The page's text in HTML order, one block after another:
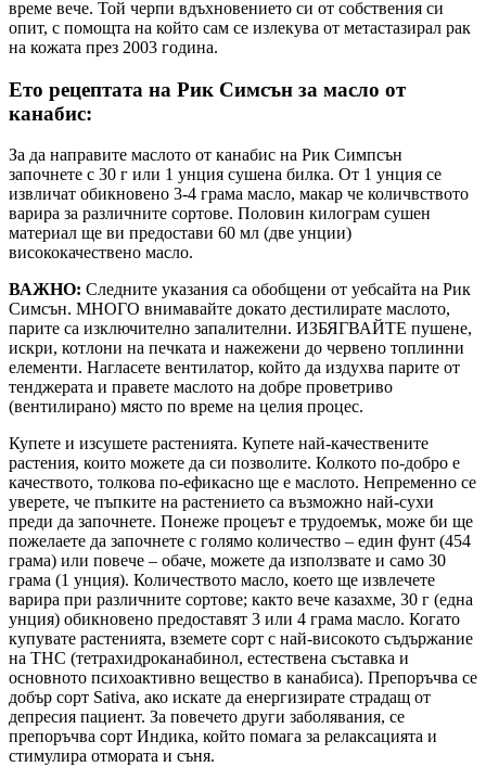
време вече. Той черпи вдъхновението си от собствения си
опит, с помощта на който сам се излекува от метастазирал рак
на кожата през 2003 година.
Ето рецептата на Рик Симсън за масло от
канабис:
За да направите маслото от канабис на Рик Симпсън
започнете с 30 г или 1 унция сушена билка. От 1 унция се
извличат обикновено 3-4 грама масло, макар че количвството
варира за различните сортове. Половин килограм сушен
материал ще ви предостави 60 мл (две унции)
висококачествено масло.
ВАЖНО: Следните указания са обобщени от уебсайта на Рик
Симсън. МНОГО внимавайте докато дестилирате маслото,
парите са изключително запалителни. ИЗБЯГВАЙТЕ пушене,
искри, котлони на печката и нажежени до червено топлинни
елементи. Нагласете вентилатор, който да издухва парите от
тенджерата и правете маслото на добре проветриво
(вентилирано) място по време на целия процес.
Купете и изсушете растенията. Купете най-качествените
растения, които можете да си позволите. Колкото по-добро е
качеството, толкова по-ефикасно ще е маслото. Непременно се
уверете, че пъпките на растението са възможно най-сухи
преди да започнете. Понеже процеът е трудоемък, може би ще
пожелаете да започнете с голямо количество – един фунт (454
грама) или повече – обаче, можете да използвате и само 30
грама (1 унция). Количеството масло, което ще извлечете
варира при различните сортове; както вече казахме, 30 г (една
унция) обикновено предоставят 3 или 4 грама масло. Когато
купувате растенията, вземете сорт с най-високото съдържание
на ТНС (тетрахидроканабинол, естествена съставка и
основното психоактивно вещество в канабиса). Препоръчва се
добър сорт Sativa, ако искате да енергизирате страдащ от
депресия пациент. За повечето други заболявания, се
препоръчва сорт Индика, който помага за релаксацията и
стимулира отмората и съня.